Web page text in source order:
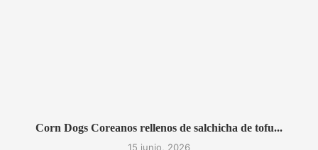
Corn Dogs Coreanos rellenos de salchicha de tofu...
15 junio, 2026